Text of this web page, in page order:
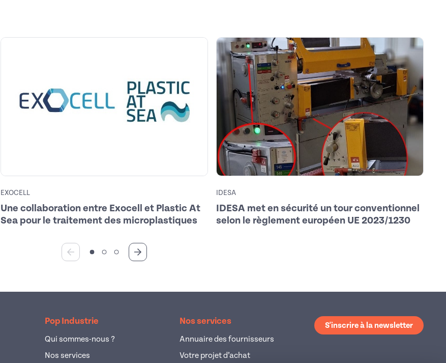
EXOCELL
Une collaboration entre Exocell et Plastic At
Sea pour le traitement des microplastiques
IDESA
IDESA met en sécurité un tour conventionnel
selon le règlement européen UE 2023/1230
Pop Industrie
Qui sommes-nous ?
Nos services
Nos services
Annuaire des fournisseurs
Votre projet d’achat
S'inscrire à la newsletter